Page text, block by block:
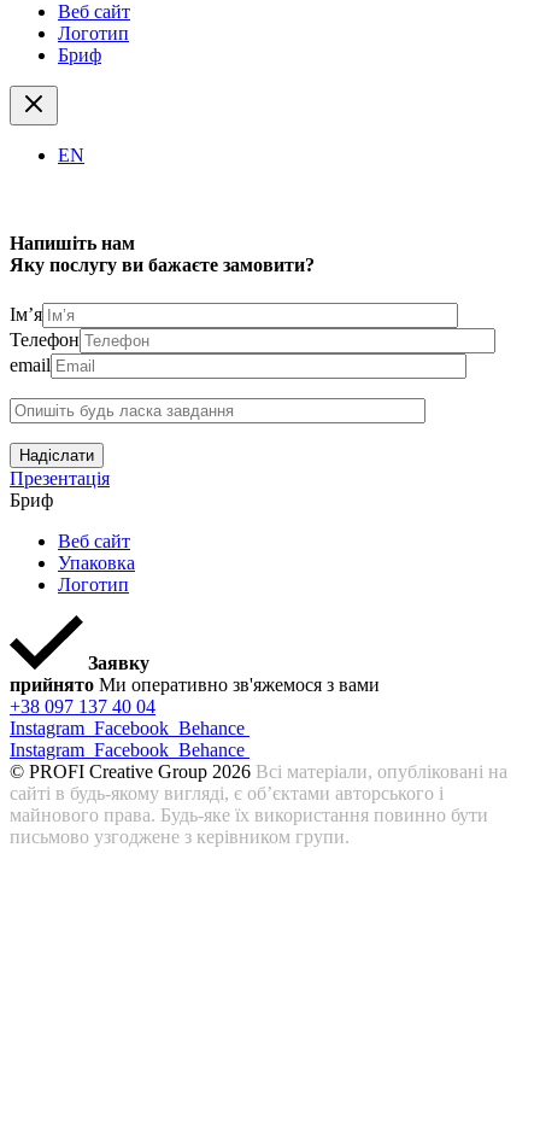
Веб сайт
Логотип
Бриф
EN
Напишіть нам
Яку послугу ви бажаєте замовити?
Ім’я
Телефон
email
Надіслати
Презентація
Бриф
Веб сайт
Упаковка
Логотип
Заявку
прийнято Ми оперативно зв'яжемося з вами
+38 097 137 40 04
Instagram Facebook Behance
Instagram Facebook Behance
© PROFI Creative Group 2026 Всі матеріали, опубліковані на
сайті в будь-якому вигляді, є об’єктами авторського і
майнового права. Будь-яке їх використання повинно бути
письмово узгоджене з керівником групи.